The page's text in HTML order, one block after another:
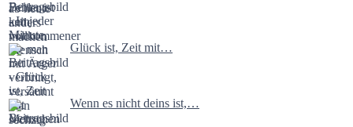
Glück ist, Zeit mit…
Wenn es nicht deins ist,…